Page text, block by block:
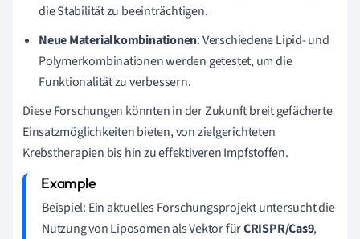
die Stabilität zu beeinträchtigen.
Neue Materialkombinationen: Verschiedene Lipid- und
Polymerkombinationen werden getestet, um die
Funktionalität zu verbessern.
Diese Forschungen könnten in der Zukunft breit gefächerte
Einsatzmöglichkeiten bieten, von zielgerichteten
Krebstherapien bis hin zu effektiveren Impfstoffen.
Beispiel: Ein aktuelles Forschungsprojekt untersucht die
Nutzung von Liposomen als Vektor fürCRISPR/Cas9,